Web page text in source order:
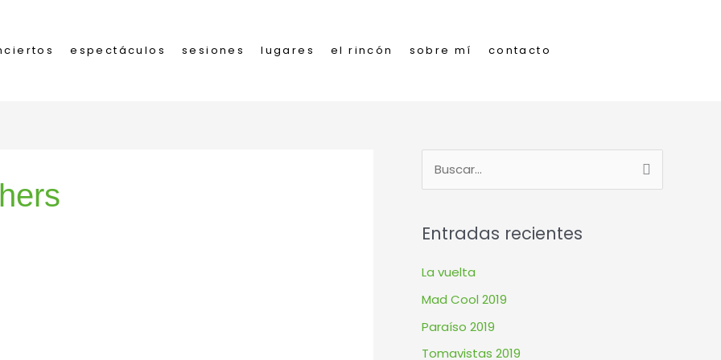
espectáculos sesiones lugares el rincón sobre mí contacto
c
a
r
Entradas recientes
La vuelta
Mad Cool 2019
Paraíso 2019
Tomavistas 2019